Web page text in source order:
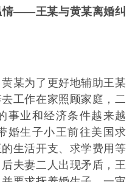
情——王某与黄某离婚纠
某为了更好地辅助王某
工作在家照顾家庭，二
事业和经济条件越来越
婚生子小王前往美国求
生活开支、求学费用等
夫妻二人出现矛盾，王